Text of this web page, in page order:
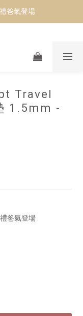
爸氣登場
爸氣登場
品預購88折！✨
第二站-台南
Travel
1.5mm -
爸氣登場